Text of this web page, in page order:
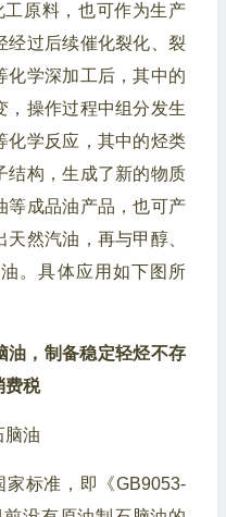
原料，也可作为生产
经过后续催化裂化、裂
化学深加工后，其中的
，操作过程中组分发生
化学反应，其中的烃类
结构，生成了新的物质
等成品油产品，也可产
然汽油，再与甲醇、
。具体应用如下图所
油，制备稳定轻烃不存
费税
脑油
标准，即《GB9053-